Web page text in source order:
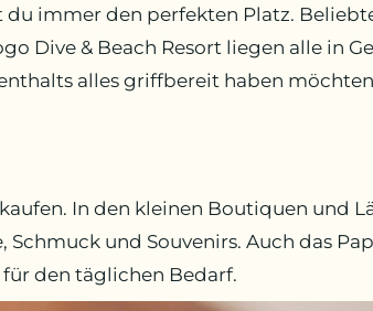
immer den perfekten Platz.
Dive & Beach Resort liegen alle in
alles griffbereit haben
In den kleinen Boutiquen und
und Souvenirs. Auch das
den täglichen Bedarf.